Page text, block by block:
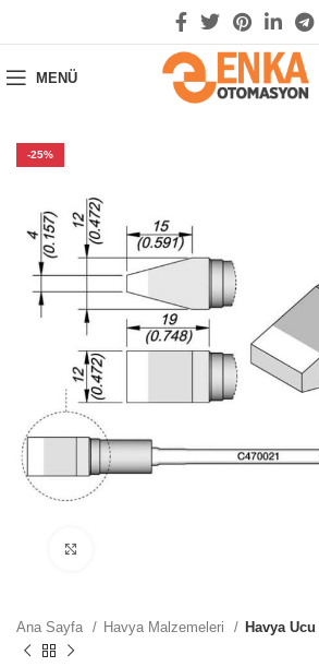
MENÜ
-25%
Ana Sayfa Havya Malzemeleri Havya Ucu